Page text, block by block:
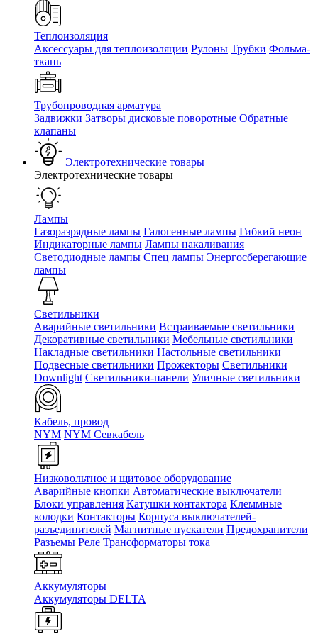
Теплоизоляция
Аксессуары для теплоизоляции Рулоны Трубки Фольма-
ткань
Трубопроводная арматура
Задвижки Затворы дисковые поворотные Обратные
клапаны
Электротехнические товары
Электротехнические товары
Лампы
Газоразрядные лампы Галогенные лампы Гибкий неон
Индикаторные лампы Лампы накаливания
Светодиодные лампы Спец лампы Энергосберегающие
лампы
Светильники
Аварийные светильники Встраиваемые светильники
Декоративные светильники Мебельные светильники
Накладные светильники Настольные светильники
Подвесные светильники Прожекторы Светильники
Downlight Светильники-панели Уличные светильники
Кабель, провод
NYM NYM Севкабель
Низковольтное и щитовое оборудование
Аварийные кнопки Автоматические выключатели
Блоки управления Катушки контактора Клеммные
колодки Контакторы Корпуса выключателей-
разъединителей Магнитные пускатели Предохранители
Разъемы Реле Трансформаторы тока
Аккумуляторы
Аккумуляторы DELTA